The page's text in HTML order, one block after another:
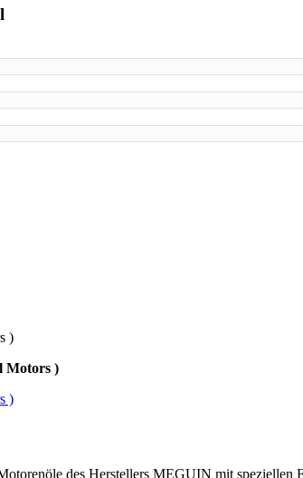
)
Motors )
)
des Herstellers MEGUIN mit